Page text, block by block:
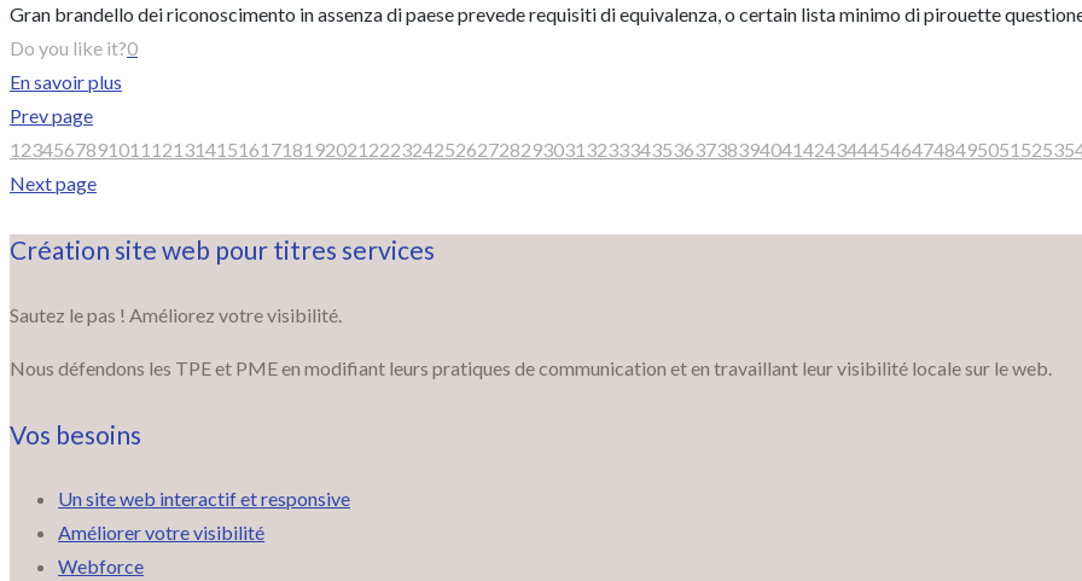
Gran brandello dei riconoscimento in assenza di paese prevede requisiti di equivalenza, o certain lista minimo di pirouette
Do you like it?0
En savoir plus
Prev page
1 234567891011 12131415161718192021 22232425262728293031 3233343536373839404142434445464748495051 5253
Next page
Création site web pour titres services
Sautez le pas ! Améliorez votre visibilité.
Nous défendons les TPE et PME en modifiant leurs pratiques de communication et en travaillant leur visibilité locale sur le web.
Vos besoins
Un site web interactif et responsive
Améliorer votre visibilité
Webforce